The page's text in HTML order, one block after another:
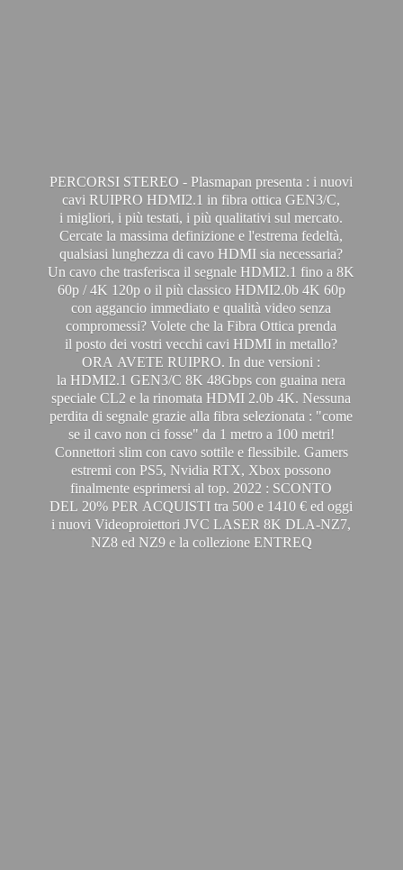
PERCORSI STEREO - Plasmapan presenta : i nuovi
cavi RUIPRO HDMI2.1 in fibra ottica GEN3/C,
i migliori, i più testati, i più qualitativi sul mercato.
Cercate la massima definizione e l'estrema fedeltà,
qualsiasi lunghezza di cavo HDMI sia necessaria?
Un cavo che trasferisca il segnale HDMI2.1 fino a 8K
60p / 4K 120p o il più classico HDMI2.0b 4K 60p
con aggancio immediato e qualità video senza
compromessi? Volete che la Fibra Ottica prenda
il posto dei vostri vecchi cavi HDMI in metallo?
ORA AVETE RUIPRO. In due versioni :
la HDMI2.1 GEN3/C 8K 48Gbps con guaina nera
speciale CL2 e la rinomata HDMI 2.0b 4K. Nessuna
perdita di segnale grazie alla fibra selezionata : "come
se il cavo non ci fosse" da 1 metro a 100 metri!
Connettori slim con cavo sottile e flessibile. Gamers
estremi con PS5, Nvidia RTX, Xbox possono
finalmente esprimersi al top. 2022 : SCONTO
DEL 20% PER ACQUISTI tra 500 e 1410 € ed oggi
i nuovi Videoproiettori JVC LASER 8K DLA-NZ7,
NZ8 ed NZ9 e la collezione ENTREQ